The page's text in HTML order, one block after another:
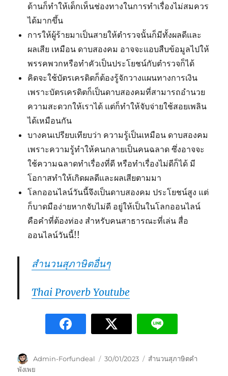
ด้านก็ทำให้เด็กเห็นช่องทางในการทำเรื่องไม่สมควร
ได้มากขึ้น
การให้ผู้ร้ายมาเป็นสายให้ตำรวจนั้นก็มีทั้งผลดีและ
ผลเสีย เหมือน ดาบสองคม อาจจะแอบสืบข้อมูลไปให้
พรรคพวกหรือทำคัวเป็นประโยชน์กับตำรวจก็ได้
คิดจะใช้บัตรเครดิตก็ต้องรู้จักวางแผนทางการเงิน
เพราะบัตรเครดิตก็เป็นดาบสองคมที่สามารถอำนวย
ความสะดวกให้เราได้ แต่ก็ทำให้จับจ่ายใช้สอยเพลิน
ได้เหมือนกัน
บางคนเปรียบเทียบว่า ความรู้เป็นเหมือน ดาบสองคม
เพราะความรู้ทำให้คนกลายเป็นคนฉลาด ซึ่งอาจจะ
ใช้ความฉลาดทำเรื่องที่ดี หรือทำเรื่องไม่ดีก็ได้ มี
โอกาสทำให้เกิดผลดีและผลเสียตามมา
โลกออนไลน์วันนี้จึงเป็นดาบสองคม ประโยชน์สูง แต่
ก็บาดมือง่ายหากจับไม่ดี อยู่ให้เป็นในโลกออนไลน์
คือคำที่ต้องท่อง สำหรับคนสาธารณะที่เล่น สื่อ
ออนไลน์วันนี้!!
สำนวนสุภาษิตอื่นๆ
Thai Proverb Youtube
Admin-Forfundeal 30/01/2023
สำนวนสุภาษิตคำ
พังเพย